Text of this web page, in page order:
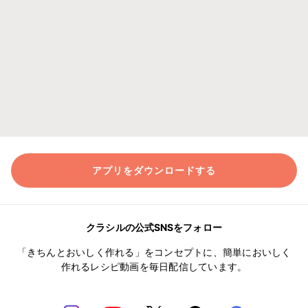
アプリをダウンロードする
クラシルの公式SNSをフォロー
「きちんとおいしく作れる」をコンセプトに、簡単においしく
作れるレシピ動画を毎日配信しています。